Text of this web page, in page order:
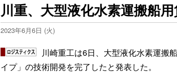
川重、大型液化水素運搬船
2023年6月6日 (火)
川崎重工は6日、大型液化水素運搬
イプ」の技術開発を完了したと発表した。